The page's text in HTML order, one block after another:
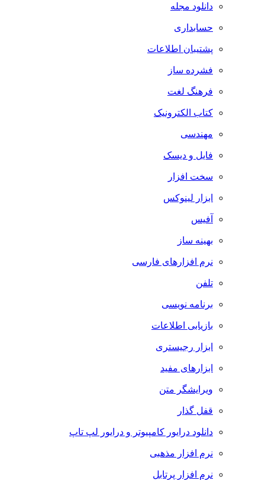
دانلود مجله
حسابداری
پشتیبان اطلاعات
فشرده ساز
فرهنگ لغت
کتاب الکترونیک
مهندسی
فایل و دیسک
سخت افزار
ابزار لینوکس
آفیس
بهینه ساز
نرم افزارهای فارسی
تلفن
برنامه نویسی
بازیابی اطلاعات
ابزار رجیستری
ابزارهای مفید
ویرایشگر متن
قفل گذار
دانلود درایور کامپیوتر و درایور لپ تاپ
نرم افزار مذهبی
نرم افزار پرتابل